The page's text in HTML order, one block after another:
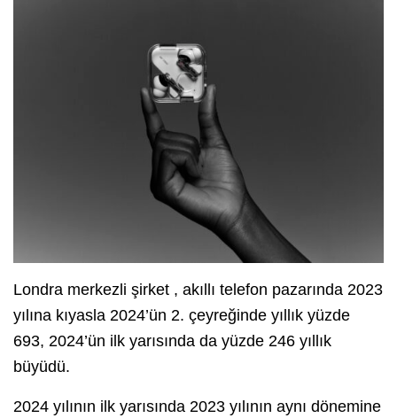
Londra merkezli şirket , akıllı telefon pazarında 2023
yılına kıyasla 2024’ün 2. çeyreğinde yıllık yüzde
693, 2024’ün ilk yarısında da yüzde 246 yıllık
büyüdü.
2024 yılının ilk yarısında 2023 yılının aynı dönemine